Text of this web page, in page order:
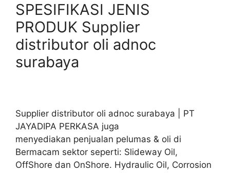
SPESIFIKASI JENIS
PRODUK Supplier
distributor oli adnoc
surabaya
Supplier distributor oli adnoc surabaya | PT
JAYADIPA PERKASA juga
menyediakan penjualan pelumas & oli di
Bermacam sektor seperti: Slideway Oil,
OffShore dan OnShore. Hydraulic Oil, Corrosion